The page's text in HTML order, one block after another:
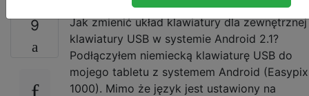
9
Jak zmienić układ klawiatury dla zewnętrznej
klawiatury USB w systemie Android 2.1?
Podłączyłem niemiecką klawiaturę USB do
mojego tabletu z systemem Android (Easypix
1000). Mimo że język jest ustawiony na